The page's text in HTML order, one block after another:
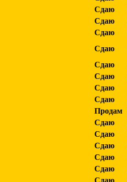
Сдаю
Сдаю
Сдаю
Сдаю
Сдаю
Сдаю
Сдаю
Сдаю
Продам
Сдаю
Сдаю
Сдаю
Сдаю
Сдаю
Сдаю